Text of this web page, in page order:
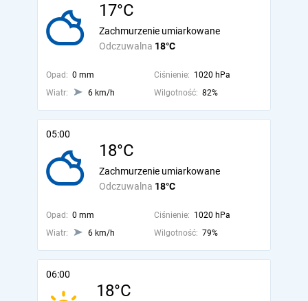
17°C
Odczuwalna 18°C
Zachmurzenie umiarkowane
Opad: 0 mm Ciśnienie: 1020 hPa
Wiatr:
6 km/h Wilgotność: 82%
05:00
18°C
Odczuwalna 18°C
Zachmurzenie umiarkowane
Opad: 0 mm Ciśnienie: 1020 hPa
Wiatr:
6 km/h Wilgotność: 79%
06:00
18°C